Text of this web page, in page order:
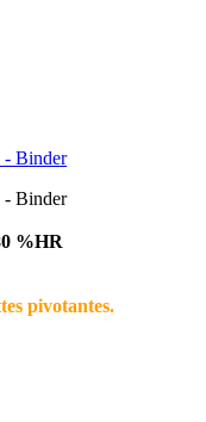
- Binder
- Binder
%HR
pivotantes.